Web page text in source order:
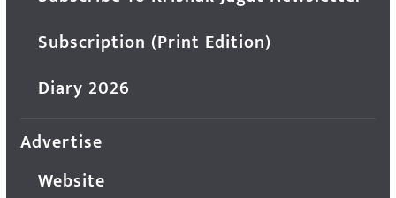
Subscription (Print Edition)
Diary 2026
Advertise
Website